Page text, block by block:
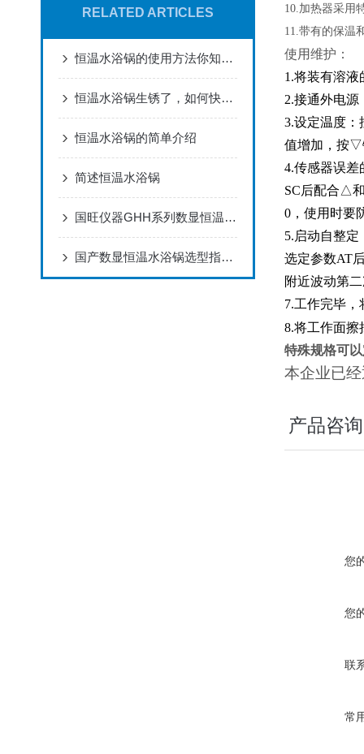
RELATED ARTICLES
恒温水浴锅的使用方法你知道吗？
恒温水浴锅生锈了，如何快速去除
恒温水浴锅的简单介绍
简述恒温水浴锅
国旺仪器GHH系列数显恒温水浴锅品质*！
国产数显恒温水浴锅选型指南 国旺仪器产品特性解析
10.加热器采用
11.带有的保温
使用维护：
1.将装有溶
2.接通外电
3.设定温度
值增加，按▽
4.传感器误差
SC后配合△
0，使用时要
5.启动自整
选定参数AT
附近波动第
7.工作完毕
8.将工作面擦
特殊规格可
本企业已
产品咨询
您
您
联
常